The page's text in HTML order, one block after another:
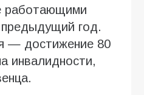
работающими
предыдущий год.
— достижение 80
инвалидности,